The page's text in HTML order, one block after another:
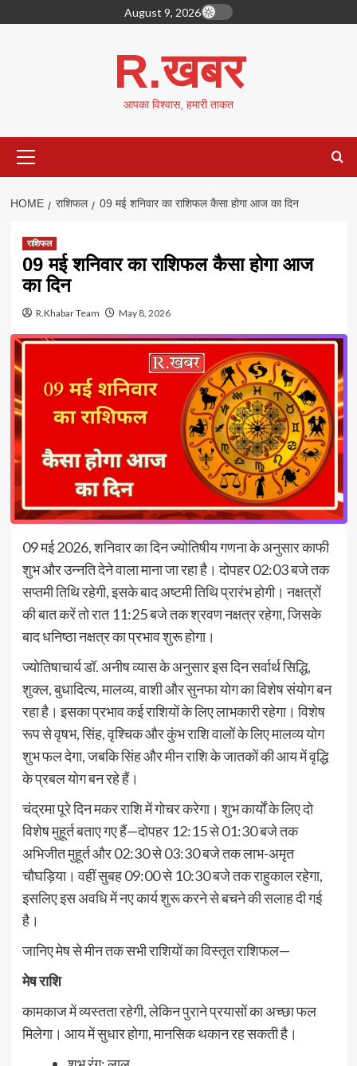
to
August 9, 2026
R.खबर
आपका विश्वास, हमारी ताकत
Menu
HOME राशिफल 09 मई शनिवार का राशिफल कैसा होगा आज का दिन
राशिफल
09 मई शनिवार का राशिफल कैसा होगा आज
का दिन
R.Khabar Team May 8, 2026
09 मई 2026, शनिवार का दिन ज्योतिषीय गणना के अनुसार काफी
शुभ और उन्नति देने वाला माना जा रहा है। दोपहर 02:03 बजे तक
सप्तमी तिथि रहेगी, इसके बाद अष्टमी तिथि प्रारंभ होगी। नक्षत्रों
की बात करें तो रात 11:25 बजे तक श्रवण नक्षत्र रहेगा, जिसके
बाद धनिष्ठा नक्षत्र का प्रभाव शुरू होगा।
ज्योतिषाचार्य डॉ. अनीष व्यास के अनुसार इस दिन सर्वार्थ सिद्धि,
शुक्ल, बुधादित्य, मालव्य, वाशी और सुनफा योग का विशेष संयोग बन
रहा है। इसका प्रभाव कई राशियों के लिए लाभकारी रहेगा। विशेष
रूप से वृषभ, सिंह, वृश्चिक और कुंभ राशि वालों के लिए मालव्य योग
शुभ फल देगा, जबकि सिंह और मीन राशि के जातकों की आय में वृद्धि
के प्रबल योग बन रहे हैं।
चंद्रमा पूरे दिन मकर राशि में गोचर करेगा। शुभ कार्यों के लिए दो
विशेष मुहूर्त बताए गए हैं—दोपहर 12:15 से 01:30 बजे तक
अभिजीत मुहूर्त और 02:30 से 03:30 बजे तक लाभ-अमृत
चौघड़िया। वहीं सुबह 09:00 से 10:30 बजे तक राहुकाल रहेगा,
इसलिए इस अवधि में नए कार्य शुरू करने से बचने की सलाह दी गई
है।
जानिए मेष से मीन तक सभी राशियों का विस्तृत राशिफल—
मेष राशि
कामकाज में व्यस्तता रहेगी, लेकिन पुराने प्रयासों का अच्छा फल
मिलेगा। आय में सुधार होगा, मानसिक थकान रह सकती है।